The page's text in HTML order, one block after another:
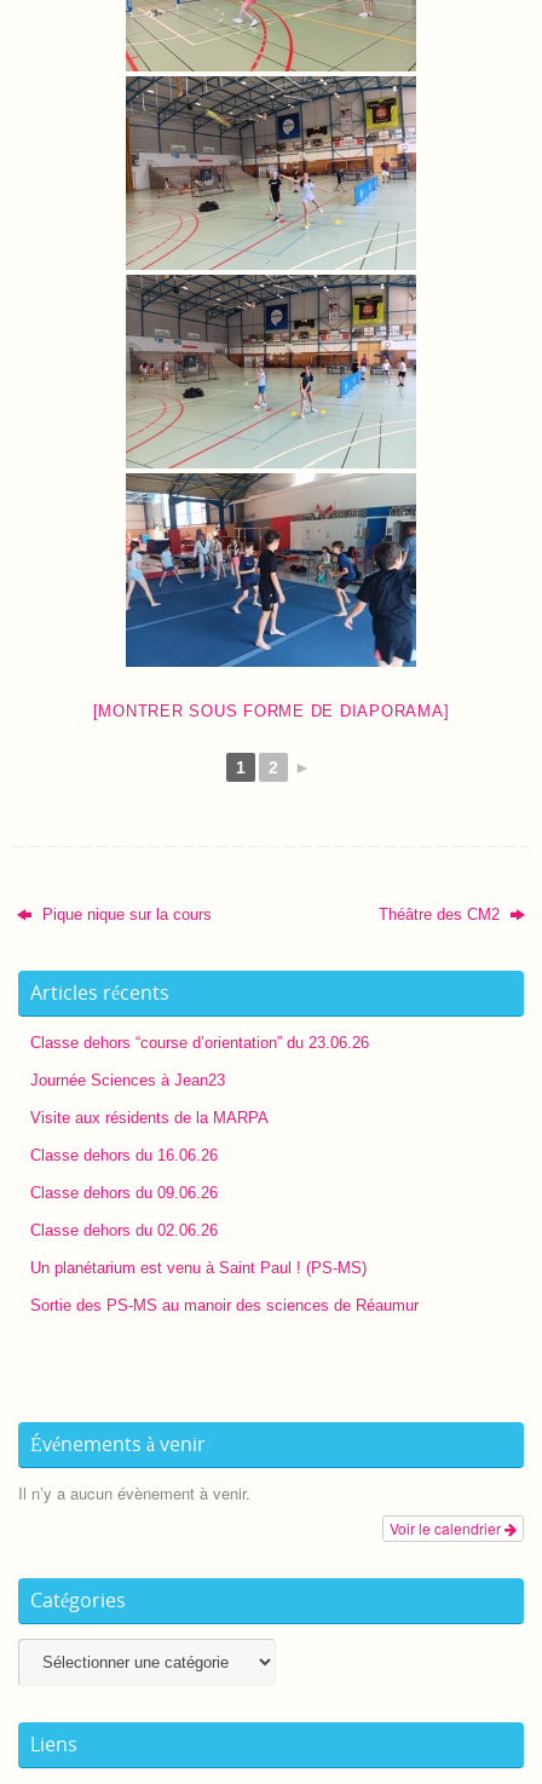
[MONTRER SOUS FORME DE DIAPORAMA]
1 2 ►
Pique nique sur la cours Théâtre des CM2
Articles récents
Classe dehors “course d’orientation” du 23.06.26
Journée Sciences à Jean23
Visite aux résidents de la MARPA
Classe dehors du 16.06.26
Classe dehors du 09.06.26
Classe dehors du 02.06.26
Un planétarium est venu à Saint Paul ! (PS-MS)
Sortie des PS-MS au manoir des sciences de Réaumur
Événements à venir
Il n’y a aucun évènement à venir.
Voir le calendrier
Catégories
Liens